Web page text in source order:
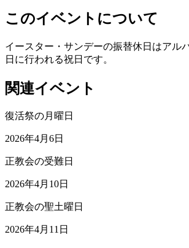
このイベントについて
イースター・サンデーの振替休日はアル
日に行われる祝日です。
関連イベント
復活祭の月曜日
2026年4月6日
正教会の受難日
2026年4月10日
正教会の聖土曜日
2026年4月11日